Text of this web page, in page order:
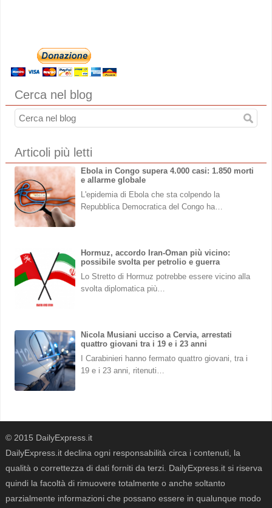
Cerca nel blog
Articoli più letti
Ebola in Congo supera 4.000 casi: 1.850 morti
e allarme globale
L'epidemia di Ebola che sta colpendo la
Repubblica Democratica del Congo ha…
Hormuz, accordo Iran-Oman più vicino:
possibile svolta per petrolio e guerra
Lo Stretto di Hormuz potrebbe essere vicino alla
svolta diplomatica più…
Nicola Musiani ucciso a Cervia, arrestati
quattro giovani tra i 19 e i 23 anni
I Carabinieri hanno fermato quattro giovani, tra i
19 e i 23 anni, ritenuti…
© 2015 DailyExpress.it
DailyExpress.it declina ogni responsabilità circa i contenuti, la
qualità o correttezza di dati forniti da terzi. DailyExpress.it si riserva
quindi la facoltà di rimuovere totalmente o anche soltanto
parzialmente informazioni che possano essere in qualunque modo